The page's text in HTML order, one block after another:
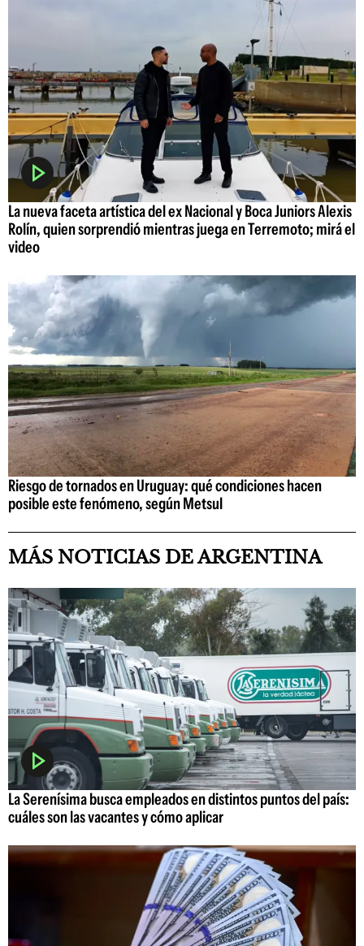
La nueva faceta artística del ex Nacional y Boca Juniors Alexis
Rolín, quien sorprendió mientras juega en Terremoto; mirá el
video
Riesgo de tornados en Uruguay: qué condiciones hacen
posible este fenómeno, según Metsul
MÁS NOTICIAS DE ARGENTINA
La Serenísima busca empleados en distintos puntos del país:
cuáles son las vacantes y cómo aplicar